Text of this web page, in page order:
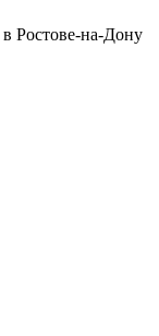
в Ростове-на-Дону